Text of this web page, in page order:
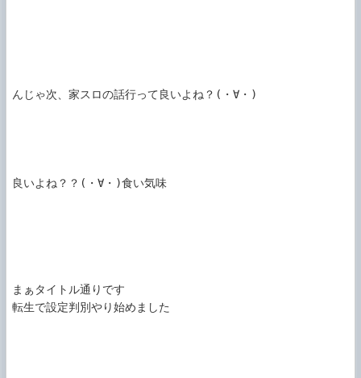
んじゃ次、家スロの話行って良いよね？(・∀・)
良いよね？？(・∀・)食い気味
まぁタイトル通りです
転生で設定判別やり始めました